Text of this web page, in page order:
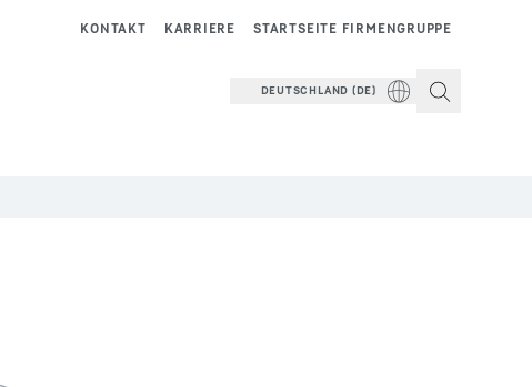
STARTSEITE FIRMENGRUPPE
KARRIERE
KONTAKT
DEUTSCHLAND (DE)